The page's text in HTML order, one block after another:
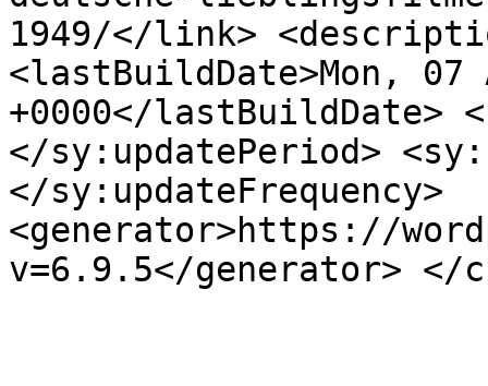
1949/</link>
<lastBuildDate>Mon, 07
+0000</lastBuildDate>
</sy:updatePeriod>
</sy:updateFrequency>
<generator>https://
v=6.9.5</generator> </